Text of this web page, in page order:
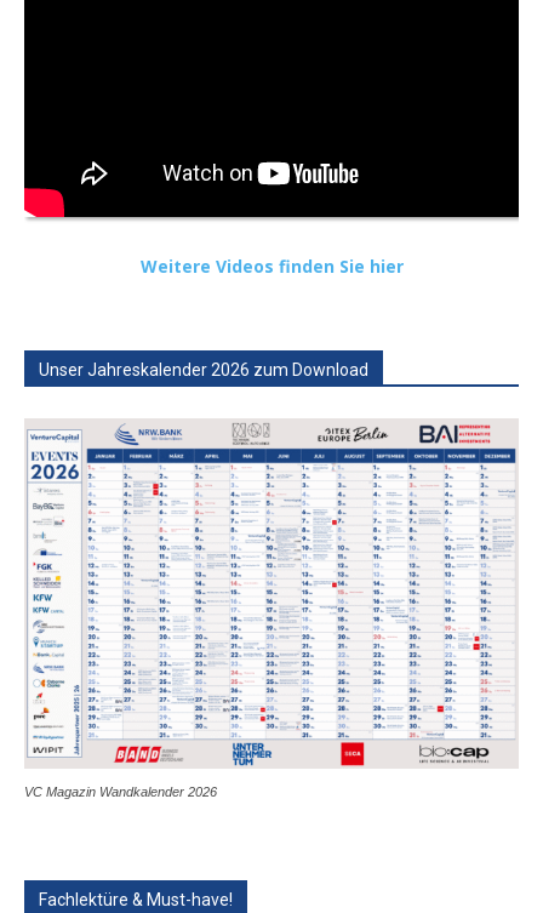
Weitere Videos finden Sie hier
Unser Jahreskalender 2026 zum Download
VC Magazin Wandkalender 2026
Fachlektüre & Must-have!